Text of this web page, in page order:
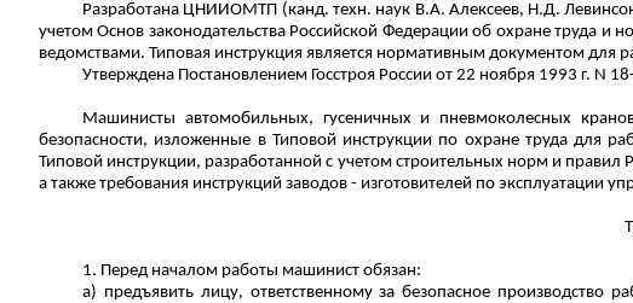
Разработана ЦНИИОМТП (канд. техн. наук В.А. Алексеев, Н.Д.
учетом Основ законодательства Российской Федерации об охране труда
ведомствами. Типовая инструкция является нормативным документом для
Утверждена Постановлением Госстроя России от 22 ноября 1993 г. N
Машинисты автомобильных, гусеничных и пневмоколесных
безопасности, изложенные в Типовой инструкции по охране труда для
Типовой инструкции, разработанной с учетом строительных норм и правил
а также требования инструкций заводов - изготовителей по эксплуатации
1. Перед началом работы машинист обязан:
а) предъявить лицу, ответственному за безопасное